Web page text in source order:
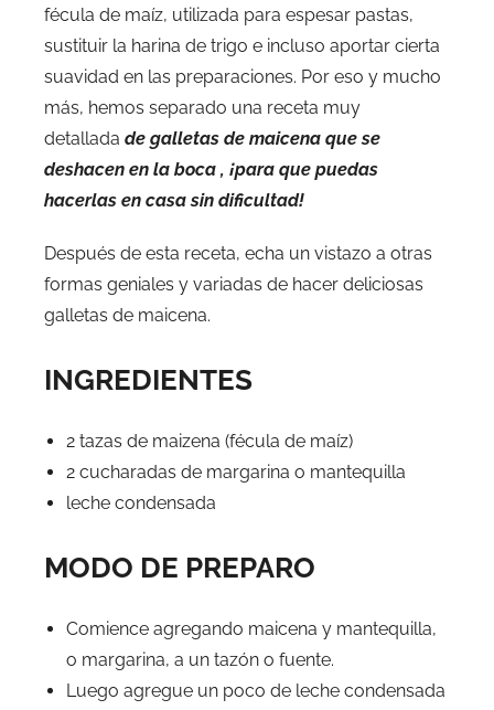
fécula de maíz, utilizada para espesar pastas,
sustituir la harina de trigo e incluso aportar cierta
suavidad en las preparaciones. Por eso y mucho
más, hemos separado una receta muy
detallada de galletas de maicena que se
deshacen en la boca , ¡para que puedas
hacerlas en casa sin dificultad!
Después de esta receta, echa un vistazo a otras
formas geniales y variadas de hacer deliciosas
galletas de maicena.
INGREDIENTES
2 tazas de maizena (fécula de maíz)
2 cucharadas de margarina o mantequilla
leche condensada
MODO DE PREPARO
Comience agregando maicena y mantequilla,
o margarina, a un tazón o fuente.
Luego agregue un poco de leche condensada